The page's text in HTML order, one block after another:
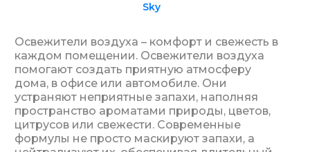
Sky
Освежители воздуха – комфорт и свежесть в
каждом помещении. Освежители воздуха
помогают создать приятную атмосферу
дома, в офисе или автомобиле. Они
устраняют неприятные запахи, наполняя
пространство ароматами природы, цветов,
цитрусов или свежести. Современные
формулы не просто маскируют запахи, а